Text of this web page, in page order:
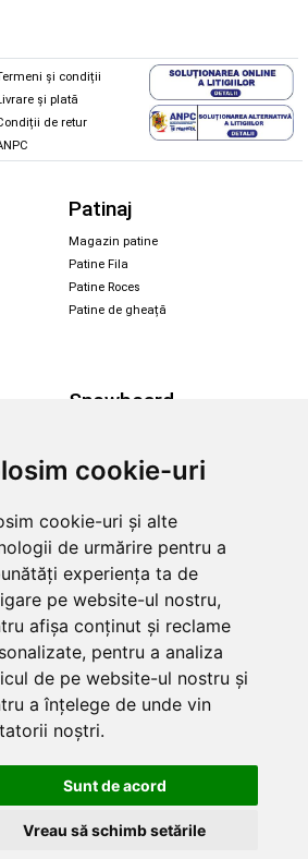
cookie-uri
cookie-uri și alte
de urmărire pentru a
experiența ta de
pe website-ul nostru,
afișa conținut și reclame
pentru a analiza
de pe website-ul nostru și
a înțelege de unde vin
noștri.
Sunt de acord
Vreau să schimb setările
și condiții
și plată
de retur
Patinaj
Magazin patine
Patine Fila
Patine Roces
Patine de gheață
Snowboard
Echipament snowboard
Legături Rome SDS
Skate & longboard
Santa Cruz
Enuff Skateboards
Diverse
Cum aleg rolele
Cum aleg ochelarii
Ochelari de soare Oakley
Ochelari de soare Alpina
Intretinere manusi